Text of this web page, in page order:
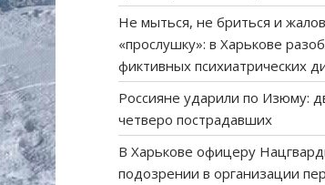
Не мыться, не бриться и
«прослушку»: в Харькове
фиктивных психиатрических
Россияне ударили по Изюму:
четверо пострадавших
В Харькове офицеру
подозрении в организации